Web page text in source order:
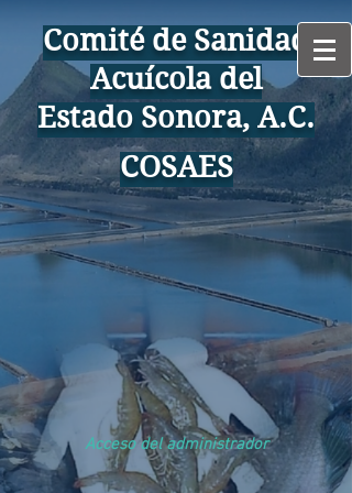
Comité de Sanidad
Acuícola del
Estado Sonora, A.C.
COSAES
Acceso del administrador